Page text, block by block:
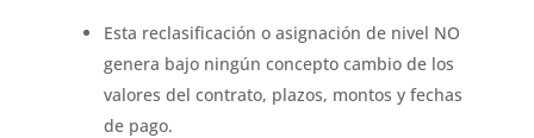
Esta reclasificación o asignación de nivel NO
genera bajo ningún concepto cambio de los
valores del contrato, plazos, montos y fechas
de pago.